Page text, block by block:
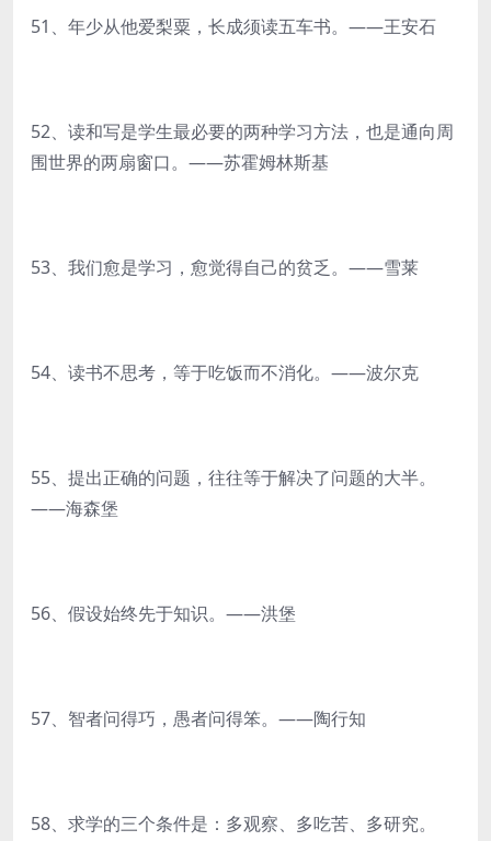
51、年少从他爱梨粟，长成须读五车书。——王安石
52、读和写是学生最必要的两种学习方法，也是通向周
围世界的两扇窗口。——苏霍姆林斯基
53、我们愈是学习，愈觉得自己的贫乏。——雪莱
54、读书不思考，等于吃饭而不消化。——波尔克
55、提出正确的问题，往往等于解决了问题的大半。
——海森堡
56、假设始终先于知识。——洪堡
57、智者问得巧，愚者问得笨。——陶行知
58、求学的三个条件是：多观察、多吃苦、多研究。